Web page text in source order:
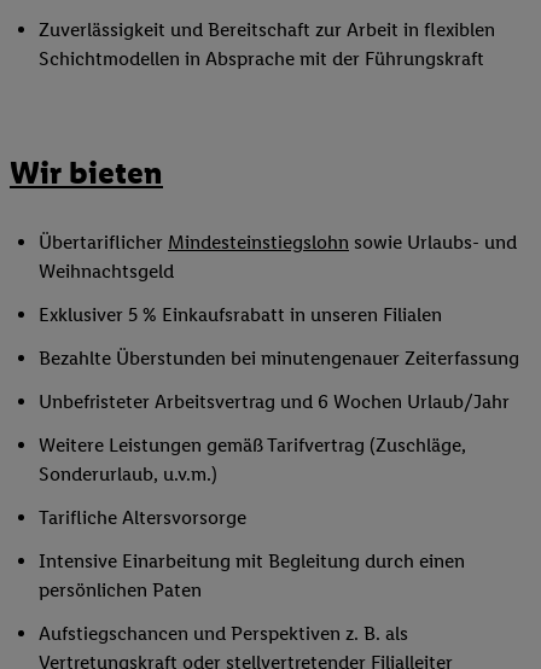
Zuverlässigkeit und Bereitschaft zur Arbeit in flexiblen
Schichtmodellen in Absprache mit der Führungskraft
Wir bieten
Übertariflicher Mindesteinstiegslohn sowie Urlaubs- und
Weihnachtsgeld
Exklusiver 5 % Einkaufsrabatt in unseren Filialen
Bezahlte Überstunden bei minutengenauer Zeiterfassung
Unbefristeter Arbeitsvertrag und 6 Wochen Urlaub/Jahr
Weitere Leistungen gemäß Tarifvertrag (Zuschläge,
Sonderurlaub, u.v.m.)
Tarifliche Altersvorsorge
Intensive Einarbeitung mit Begleitung durch einen
persönlichen Paten
Aufstiegschancen und Perspektiven z. B. als
Vertretungskraft oder stellvertretender Filialleiter